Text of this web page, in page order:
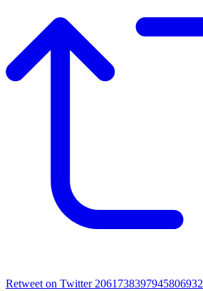
Retweet on Twitter 2061738397945806932